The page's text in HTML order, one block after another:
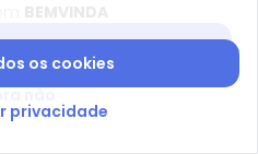
os cookies
privacidade